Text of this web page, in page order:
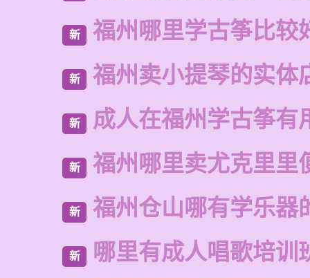
新 福州哪里学古筝比较
新 福州卖小提琴的实体
新 成人在福州学古筝有
新 福州哪里卖尤克里里
新 福州仓山哪有学乐器
新 哪里有成人唱歌培训